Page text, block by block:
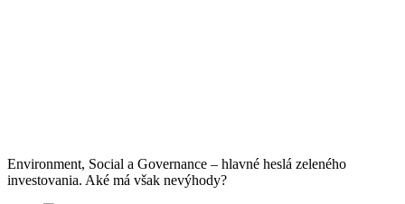
Environment, Social a Governance – hlavné heslá zeleného
investovania. Aké má však nevýhody?